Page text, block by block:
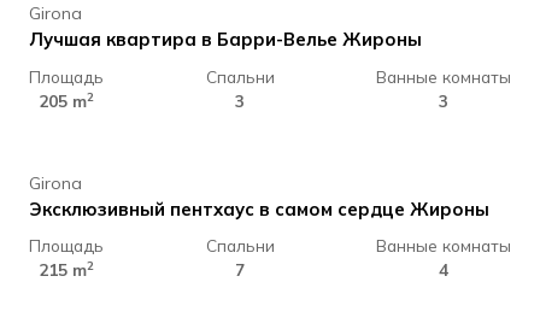
Girona
Лучшая квартира в Барри-Велье Жироны
Площадь
205 m2
Спальни
3
Ванные комнаты
3
1.200.000 €
Girona
Эксклюзивный пентхаус в самом сердце Жироны
Площадь
215 m2
Спальни
7
Ванные комнаты
4
610.000 €